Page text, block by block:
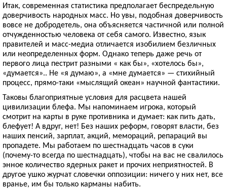
Итак, современная статистика предполагает беспредельную
доверчивость народных масс. Но увы, подобная доверчивость
вовсе не добродетель, она объясняется частичной или полной
отчужденностью человека от себя самого. Известно, язык
правителей и масс-медиа отличается изобилием безличных
или неопределенных форм. Однако теперь даже речь от
первого лица пестрит разными « как бы», «хотелось бы»,
«думается».. Не «я думаю», а «мне думается» — стихийный
процесс, прямо-таки «мыслящий океан» научной фантастики.
Таковы благоприятные условия для расцвета нашей
цивилизации блефа. Мы напоминаем игрока, который
смотрит на карты в руке противника и думает: как пить дать,
блефует! А вдруг, нет! Без наших реформ, говорят власти, без
наших пенсий, зарплат, акций, мемораций, репараций вы
пропадете. Мы работаем по шестнадцать часов в суки
(почему-то всегда по шестнадцать), чтобы на вас не свалилось
энное количество ядерных ракет и прочих неприятностей. В
другое ушко журчат словечки оппозиции: ничего у них нет, все
вранье, им бы только карманы набить.